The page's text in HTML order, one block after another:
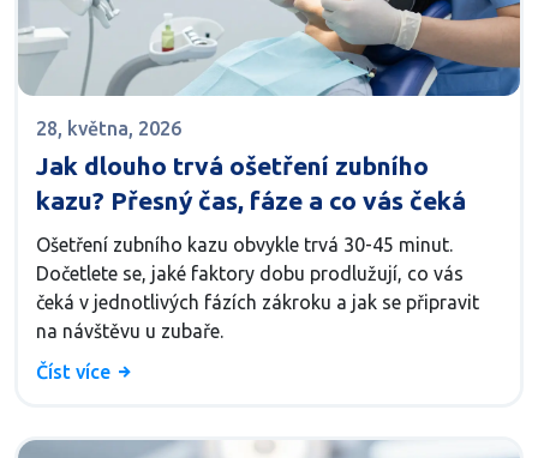
28, května, 2026
Jak dlouho trvá ošetření zubního
kazu? Přesný čas, fáze a co vás čeká
Ošetření zubního kazu obvykle trvá 30-45 minut.
Dočetlete se, jaké faktory dobu prodlužují, co vás
čeká v jednotlivých fázích zákroku a jak se připravit
na návštěvu u zubaře.
Číst více